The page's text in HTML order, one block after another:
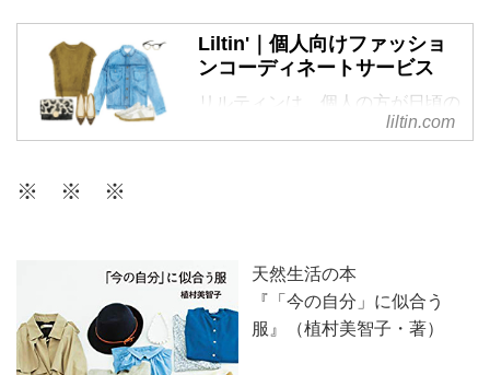
Liltin'｜個人向けファッショ
ンコーディネートサービス
リルティンは、個人の方が日頃の
ファッションに関するお悩みを相
liltin.com
※ ※ ※
天然生活の本
『「今の自分」に似合う
服』（植村美智子・著）